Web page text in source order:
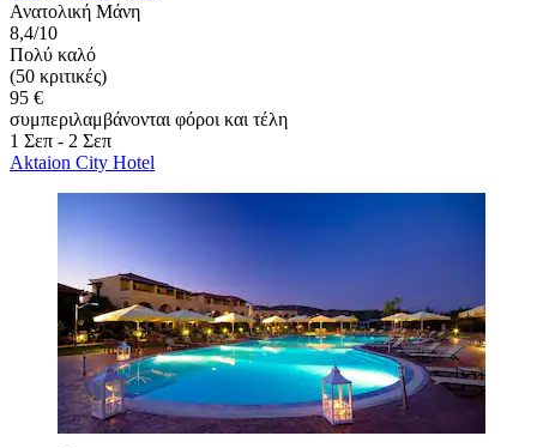
Ανατολική Μάνη
8,4/10
Πολύ καλό
(50 κριτικές)
95 €
συμπεριλαμβάνονται φόροι και τέλη
1 Σεπ - 2 Σεπ
Aktaion City Hotel